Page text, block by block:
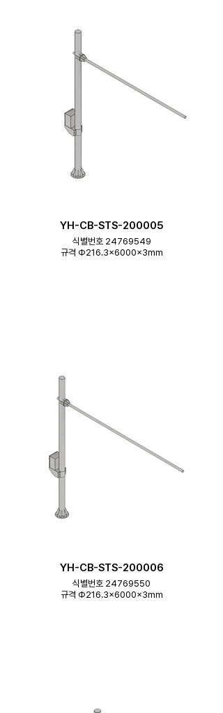
YH-CB-STS-200005
식별번호 24769549
규격 Φ216.3×6000×3mm
YH-CB-STS-200006
식별번호 24769550
규격 Φ216.3×6000×3mm